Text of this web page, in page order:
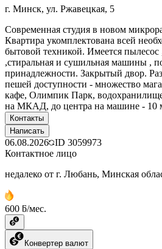
г. Минск, ул. Ржавецкая, 5
Современная студия в новом
Квартира укомплектована всей
бытовой техникой. Имеется пылесос
,стиральная и сушильная машины ,
принадлежности. Закрытый двор.
пешей доступности - множество
кафе, Олимпик Парк,
на МКАД, до центра на машине - 10
Контакты
Написать
06.08.2026 ID 3059973
Контактное лицо
недалеко от г. Любань, Минская
600 ƃ/мес.
Конвертер валют